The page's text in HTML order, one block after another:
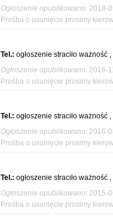
Ogłoszenie opublikowano: 2018-
Prośba o usunięcie prosimy
Tel.: ogłoszenie straciło ważność ,
Ogłoszenie opublikowano: 2016-
Prośba o usunięcie prosimy
Tel.: ogłoszenie straciło ważność ,
Ogłoszenie opublikowano: 2016-
Prośba o usunięcie prosimy
Tel.: ogłoszenie straciło ważność ,
Ogłoszenie opublikowano: 2015-
Prośba o usunięcie prosimy